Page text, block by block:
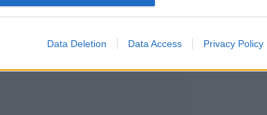
Data Deletion Data Access Privacy Policy